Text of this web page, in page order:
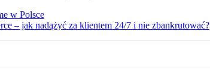
w Polsce
– jak nadążyć za klientem 24/7 i nie zbankrutować?